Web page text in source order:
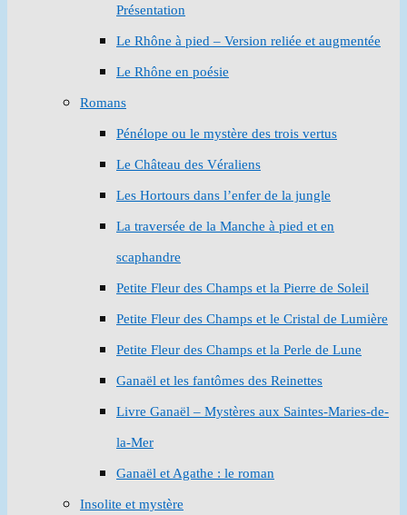
Présentation
Le Rhône à pied – Version reliée et augmentée
Le Rhône en poésie
Romans
Pénélope ou le mystère des trois vertus
Le Château des Véraliens
Les Hortours dans l’enfer de la jungle
La traversée de la Manche à pied et en
scaphandre
Petite Fleur des Champs et la Pierre de Soleil
Petite Fleur des Champs et le Cristal de Lumière
Petite Fleur des Champs et la Perle de Lune
Ganaël et les fantômes des Reinettes
Livre Ganaël – Mystères aux Saintes-Maries-de-
la-Mer
Ganaël et Agathe : le roman
Insolite et mystère